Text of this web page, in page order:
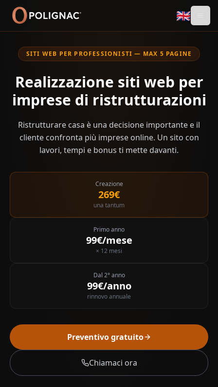
🇬🇧
SITI WEB PER PROFESSIONISTI — MAX 5 PAGINE
Realizzazione siti web per
imprese di ristrutturazioni
Ristrutturare casa è una decisione importante e il
cliente confronta più imprese online. Un sito con
lavori, tempi e bonus ti mette davanti.
Creazione
269€
una tantum
Primo anno
99€/mese
× 12 mesi
Dal 2° anno
99€/anno
rinnovo annuale
Preventivo gratuito
Chiamaci ora